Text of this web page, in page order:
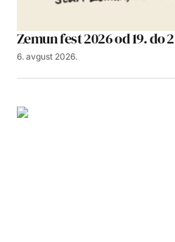
Zemun fest 2026 od 19. do
6. avgust 2026.